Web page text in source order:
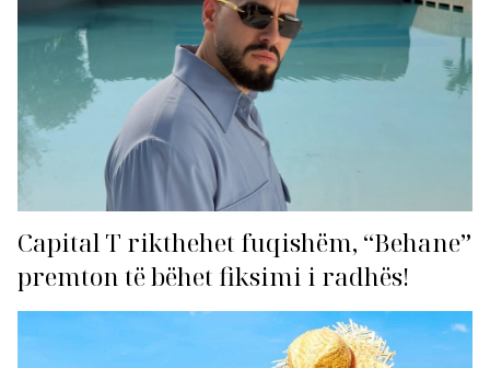
Capital T rikthehet fuqishëm, “Behane”
premton të bëhet fiksimi i radhës!